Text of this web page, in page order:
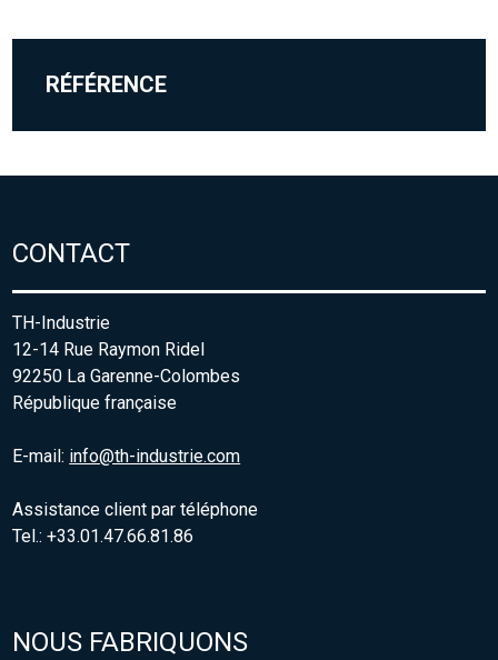
RÉFÉRENCE
CONTACT
TH-Industrie
12-14 Rue Raymon Ridel
92250 La Garenne-Colombes
République française
E-mail: info@th-industrie.com
Assistance client par téléphone
Tel.: +33.01.47.66.81.86
NOUS FABRIQUONS